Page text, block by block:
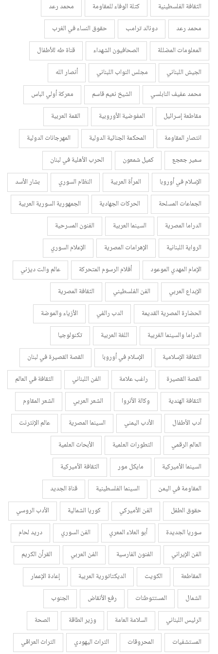
الثقافة الفلسطينية
كتلة الوفاء للمقاومة
محمد رعد
محمد رعد
دونالد ترامب
حقوق النساء في الغرب
المعلومات المضللة
الصحافيون الشهداء
قناة طه للأطفال
الجيش اللبناني
مجلس النواب اللبناني
أنصار الله
محمد عفيف النابلسي
الشيخ نعيم قاسم
معركة أولي الباس
مقاطعة إسرائيل
المفوضية الأوروبية
القمة العربية
انتصار المقاومة
المحكمة الجنائية الدولية
المهرجانات الدولية
سمير جعجع
كميل شمعون
الحرب الأهلية في لبنان
الإسلام في أوروبا
المرأة العربية النظام السوري
بشار الأسد
الجماعات المسلحة
الحركات الجهادية
الجمهورية السورية العربية
الدراما المصرية
السينما العربية
الفنون المسرحية
الرواية اللبنانية
الإهرامات المصرية
الإعلام السوري
الإمام المهدي الموعود
أفلام الرسوم المتحركة
عالم والت ديزني
الإبداع العربي
الفن الفلسطيني
الثقافة المصرية
الحضارة المصرية القديمة
الدب رالفي
الأزياء والموضة
الدراما والسينما الغربية
اللغة العربية
تكنولوجيا
الثقافة الإسلامية
الإسلام في أوروبا
القصة القصيرة في لبنان
القصة القصيرة
راغب علامة الفن اللبناني
الثقافة في العالم
الثقافة الهندية
وكالة الأنروا الشعر العربي
الشعر المقاوم
أدب الأطفال
الأدب اليمني السينما المصرية
عالم الإنترنت
العالم الرقمي
التطورات العلمية
الأبحاث العلمية
السينما الأميركية
مايكل مور
الثقافة الأميركية
المقاومة في اليمن
السينما الفلسطينية
قناة الجديد
حقوق الطفل
الفن الأميركي كوريا الشمالية
الأدب الروسي
سوريا الجديدة
أبو العلاء المعري الفن السوري
دريد لحام
الفن الإيراني
الفنون الفارسية الفن العربي
القرأن الكريم
المقاطعة
الكويت الديكتاتورية العربية
إعادة الإعمار
الشمال
المستتوطنات رفع الأنقاض
الجنوب
الرئيس اللبناني
السلامة العامة وزير الطاقة
الصحة
المستشفيات
المحروقات التراث اليهودي التراث العراقي